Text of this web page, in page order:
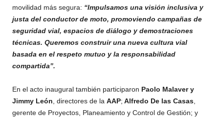
movilidad más segura: “Impulsamos una visión inclusiva y
justa del conductor de moto, promoviendo campañas de
seguridad vial, espacios de diálogo y demostraciones
técnicas. Queremos construir una nueva cultura vial
basada en el respeto mutuo y la responsabilidad
compartida”.
En el acto inaugural también participaron Paolo Malaver y
Jimmy León , directores de la AAP; Alfredo De las Casas
gerente de Proyectos, Planeamiento y Control de Gestión; y